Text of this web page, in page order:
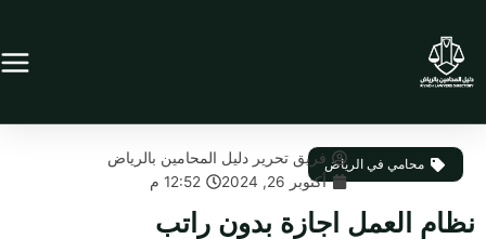
محامي في الرياضفريق تحرير دليل المحامين بالرياض
أكتوبر 26, 2024
12:52 م
نظام العمل اجازة بدون راتب